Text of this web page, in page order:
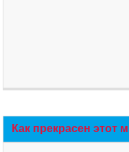
Как прекрасен этот